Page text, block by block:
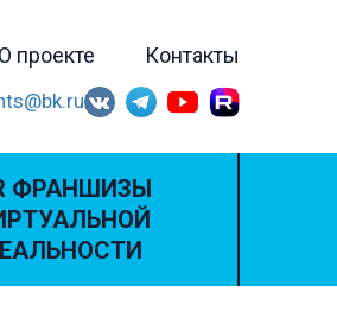
О проекте Контакты
ФРАНШИЗЫ